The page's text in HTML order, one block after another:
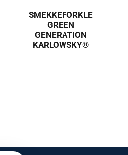
SMEKKEFORKLE
GREEN
GENERATION
KARLOWSKY®